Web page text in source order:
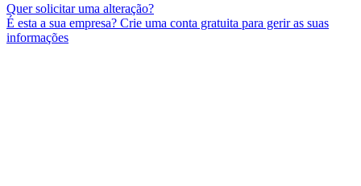
Quer solicitar uma alteração?
É esta a sua empresa? Crie uma conta gratuita para gerir as suas
informações